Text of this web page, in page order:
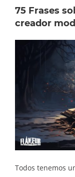
75 Frases
creador
Todos tenemos